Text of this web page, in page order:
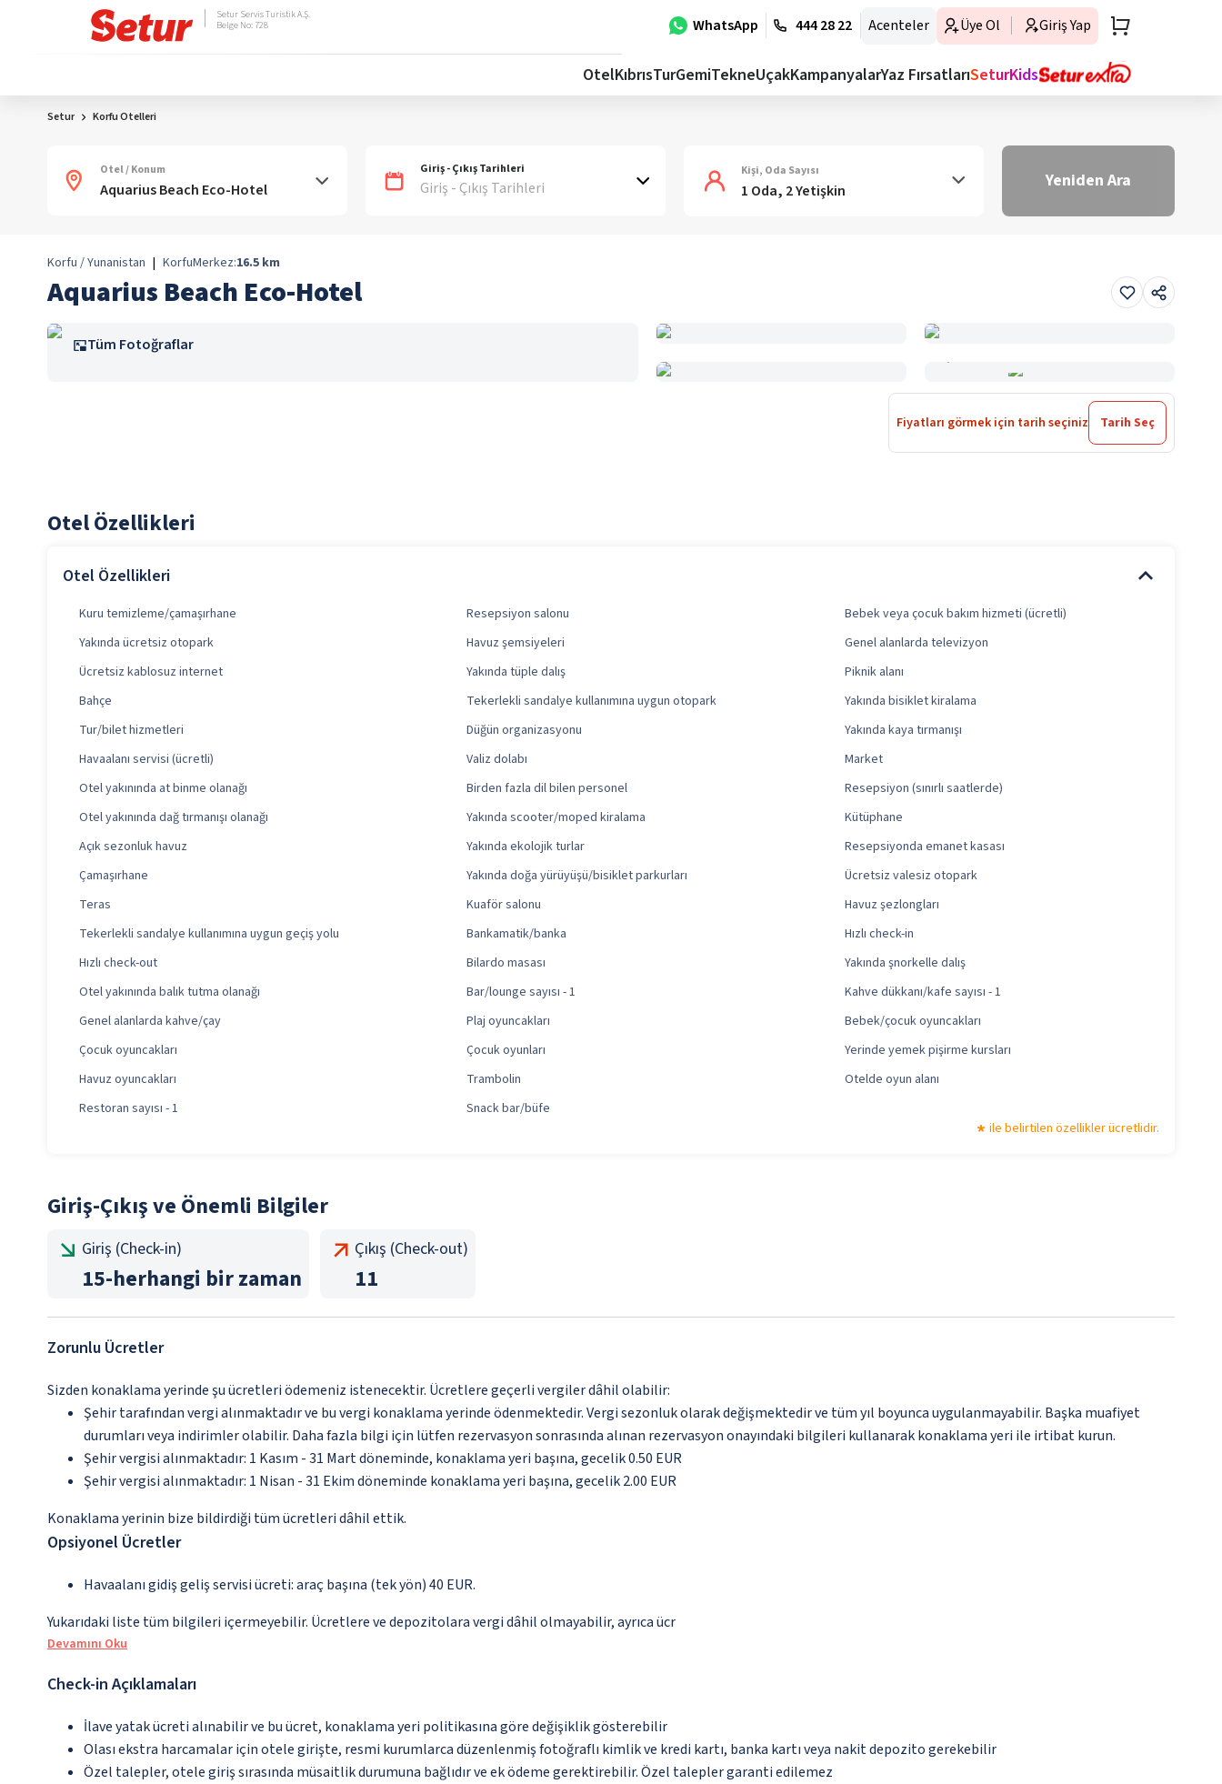
WhatsApp 444 28 22 Acenteler Üye Ol Giriş Yap
Setur Servis Turistik A.Ş.
Belge No: 728
OtelKıbrısTurGemiTekneUçakKampanyalarYaz FırsatlarıSeturKids
Setur Korfu Otelleri
Otel / Konum Giriş - Çıkış Tarihleri
Giriş - Çıkış Tarihleri
Kişi, Oda Sayısı
1 Oda, 2 Yetişkin Yeniden Ara
Korfu / Yunanistan | KorfuMerkez:16.5 km
Aquarius Beach Eco-Hotel
Tüm Fotoğraflar
Fiyatları görmek için tarih seçiniz Tarih Seç
Otel Özellikleri
Otel Özellikleri
Kuru temizleme/çamaşırhane Resepsiyon salonu
Bebek veya çocuk bakım hizmeti (ücretli)
Yakında ücretsiz otopark
Havuz şemsiyeleri
Genel alanlarda televizyon
Ücretsiz kablosuz internet
Yakında tüple dalış
Piknik alanı
Bahçe
Tekerlekli sandalye kullanımına uygun otopark
Yakında bisiklet kiralama
Tur/bilet hizmetleri
Düğün organizasyonu
Yakında kaya tırmanışı
Havaalanı servisi (ücretli)
Valiz dolabı
Market
Otel yakınında at binme olanağı
Birden fazla dil bilen personel
Resepsiyon (sınırlı saatlerde)
Otel yakınında dağ tırmanışı olanağı
Yakında scooter/moped kiralama
Kütüphane
Açık sezonluk havuz
Yakında ekolojik turlar
Resepsiyonda emanet kasası
Çamaşırhane
Yakında doğa yürüyüşü/bisiklet parkurları
Ücretsiz valesiz otopark
Teras
Kuaför salonu
Havuz şezlongları
Tekerlekli sandalye kullanımına uygun geçiş yolu
Bankamatik/banka
Hızlı check-in
Hızlı check-out
Bilardo masası
Yakında şnorkelle dalış
Otel yakınında balık tutma olanağı
Bar/lounge sayısı - 1
Kahve dükkanı/kafe sayısı - 1
Genel alanlarda kahve/çay
Plaj oyuncakları
Bebek/çocuk oyuncakları
Çocuk oyuncakları
Çocuk oyunları
Yerinde yemek pişirme kursları
Havuz oyuncakları
Trambolin
Otelde oyun alanı
Restoran sayısı - 1
Snack bar/büfe
ile belirtilen özellikler ücretlidir.
Giriş-Çıkış ve Önemli Bilgiler
Giriş (Check-in)
15-herhangi bir zaman
Çıkış (Check-out)
11
Zorunlu Ücretler
Sizden konaklama yerinde şu ücretleri ödemeniz istenecektir. Ücretlere geçerli vergiler dâhil olabilir:
Şehir tarafından vergi alınmaktadır ve bu vergi konaklama yerinde ödenmektedir. Vergi sezonluk olarak değişmektedir ve tüm yıl boyunca uygulanmayabilir. Başka muafiyet
durumları veya indirimler olabilir. Daha fazla bilgi için lütfen rezervasyon sonrasında alınan rezervasyon onayındaki bilgileri kullanarak konaklama yeri ile irtibat kurun.
Şehir vergisi alınmaktadır: 1 Kasım - 31 Mart döneminde, konaklama yeri başına, gecelik 0.50 EUR
Şehir vergisi alınmaktadır: 1 Nisan - 31 Ekim döneminde konaklama yeri başına, gecelik 2.00 EUR
Konaklama yerinin bize bildirdiği tüm ücretleri dâhil ettik.
Opsiyonel Ücretler
Havaalanı gidiş geliş servisi ücreti: araç başına (tek yön) 40 EUR.
Yukarıdaki liste tüm bilgileri içermeyebilir. Ücretlere ve depozitolara vergi dâhil olmayabilir, ayrıca ücr
Devamını Oku
Check-in Açıklamaları
İlave yatak ücreti alınabilir ve bu ücret, konaklama yeri politikasına göre değişiklik gösterebilir
Olası ekstra harcamalar için otele girişte, resmi kurumlarca düzenlenmiş fotoğraflı kimlik ve kredi kartı, banka kartı veya nakit depozito gerekebilir
Özel talepler, otele giriş sırasında müsaitlik durumuna bağlıdır ve ek ödeme gerektirebilir. Özel talepler garanti edilemez